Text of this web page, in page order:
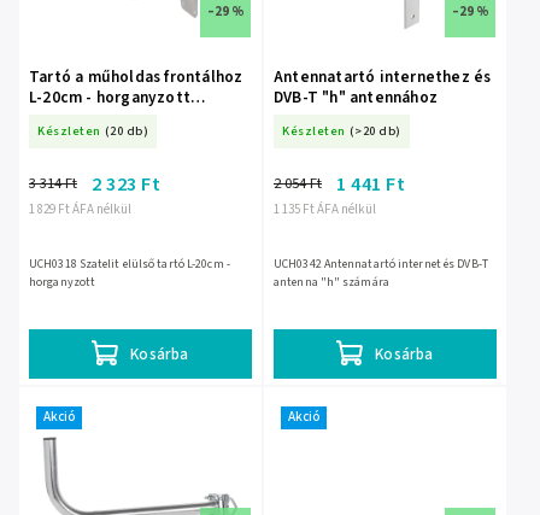
–29 %
Tartó a műholdas frontálhoz
L-20cm - horganyzott
Készleten (20 db)
1 829 Ft ÁFA nélkül
3 314 Ft 2 323 Ft
Kosárba
UCH0318 Szatelit elülső tartó L-20cm -
horganyzott
–29 %
Antennatartó internethez és
DVB-T "h" antennához
Készleten (>20 db)
1 135 Ft ÁFA nélkül
2 054 Ft 1 441 Ft
Kosárba
UCH0342 Antennatartó internet és DVB-T
antenna "h" számára
Akció Akció